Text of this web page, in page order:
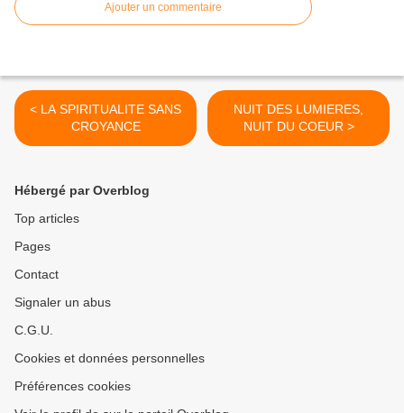
Ajouter un commentaire
< LA SPIRITUALITE SANS
CROYANCE
NUIT DES LUMIERES,
NUIT DU COEUR >
Hébergé par Overblog
Top articles
Pages
Contact
Signaler un abus
C.G.U.
Cookies et données personnelles
Préférences cookies